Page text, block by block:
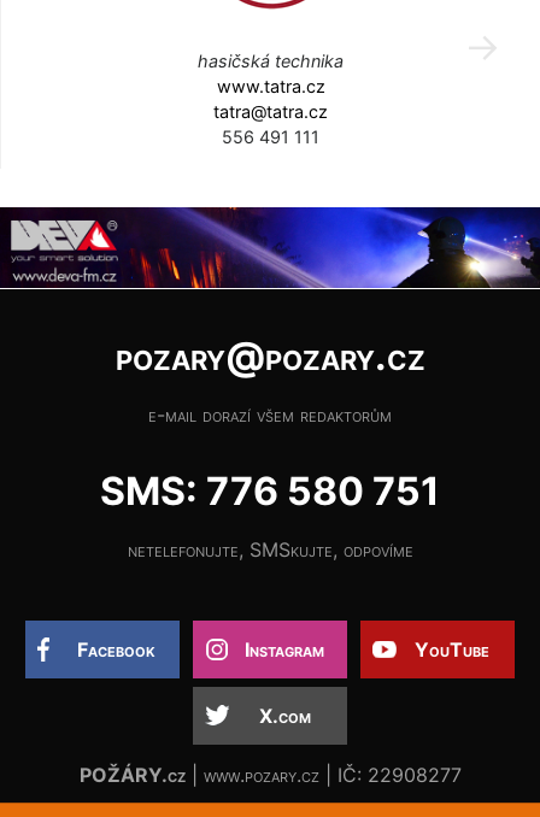
hasičská technika
www.tatra.cz
tatra@tatra.cz
556 491 111
pozary@pozary.cz
e-mail dorazí všem redaktorům
SMS: 776 580 751
netelefonujte, SMSkujte, odpovíme
Facebook Instagram YouTube
X.com
POŽÁRY.cz| www.pozary.cz | IČ: 22908277